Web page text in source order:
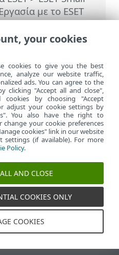
με το ESET
>Ρυθμίσεις για
>
εργασίας
Διαχείριση cookies
Πολιτική cookie
your cookies
cookies to give you the best
analyze our website traffic,
ads. You can agree to the
clicking "Accept all and close",
cookies by choosing "Accept
adjust your cookie settings by
You also have the right to
your cookie preferences
cookies" link in our website
(if available). For more
Policy.
AND CLOSE
COOKIES ONLY
COOKIES